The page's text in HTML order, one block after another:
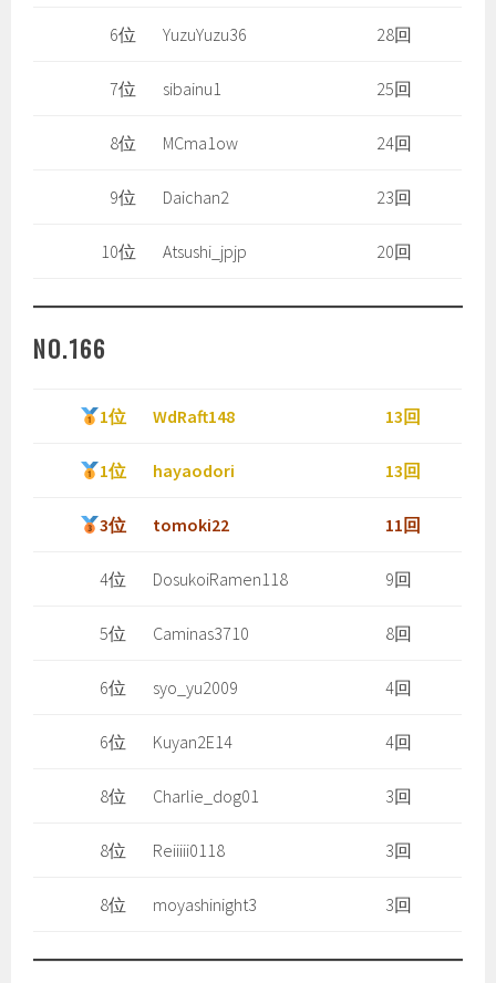
6位 YuzuYuzu36 28回
7位 sibainu1 25回
8位 MCma1ow 24回
9位 Daichan2 23回
10位 Atsushi_jpjp 20回
NO.166
1位 WdRaft148 13回
1位 hayaodori 13回
3位 tomoki22 11回
4位 DosukoiRamen118 9回
5位 Caminas3710 8回
6位 syo_yu2009 4回
6位 Kuyan2E14 4回
8位 Charlie_dog01 3回
8位 Reiiiii0118 3回
8位 moyashinight3 3回